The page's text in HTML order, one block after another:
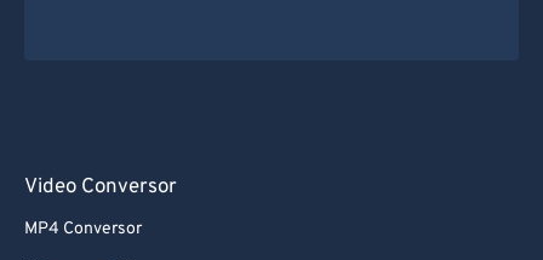
Video Conversor
MP4 Conversor